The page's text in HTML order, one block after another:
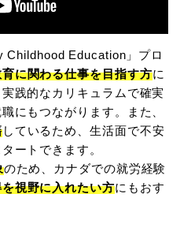
Education」プロ
に関わる仕事を目指す方に
践的なカリキュラムで確実
にもつながります。また、
しているため、生活面で不安
ートできます。
のため、カナダでの就労経験
視野に入れたい方にもおす